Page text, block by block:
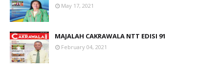
May 17, 2021
MAJALAH CAKRAWALA NTT EDISI 91
February 04, 2021